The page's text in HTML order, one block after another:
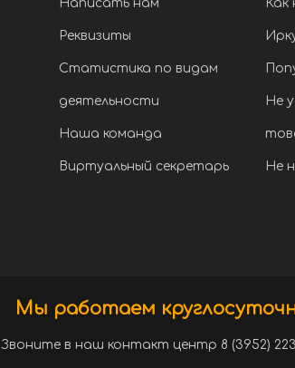
Написать нам
Реквизиты
Статистика по видам
деятельности
Наша команда
Виртуальный секретарь
Как
Не
Не
Мы работаем
Звоните в наш контакт центр 8 (3952)